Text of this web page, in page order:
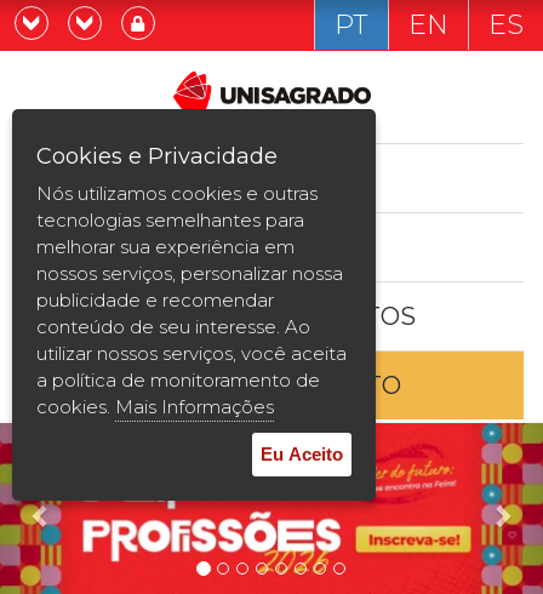
Graduação
Pós-graduação e MBA
Curta Duração
Vestibular
2ª Graduação
Transferência
Reingresso
Prouni
Já sou estudande
Quero ser estudante
PT EN ES
ESTUDE AQUI
BOLSAS E DESCONTOS
ENTRE EM CONTATO
Cookies e Privacidade
Nós utilizamos cookies e outras
tecnologias semelhantes para
melhorar sua experiência em
nossos serviços, personalizar nossa
publicidade e recomendar
conteúdo de seu interesse. Ao
utilizar nossos serviços, você aceita
a política de monitoramento de
cookies. Mais Informações
Eu Aceito